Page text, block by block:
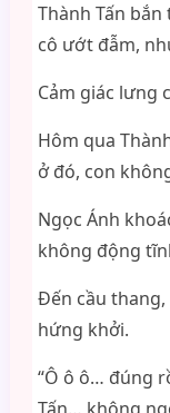
Thành Tấn
cô ướt đẫm,
Cảm giác lưng
Hôm qua
ở đó, con
Ngọc Ánh
không động
Đến cầu
hứng khởi.
“Ô ô ô… đúng